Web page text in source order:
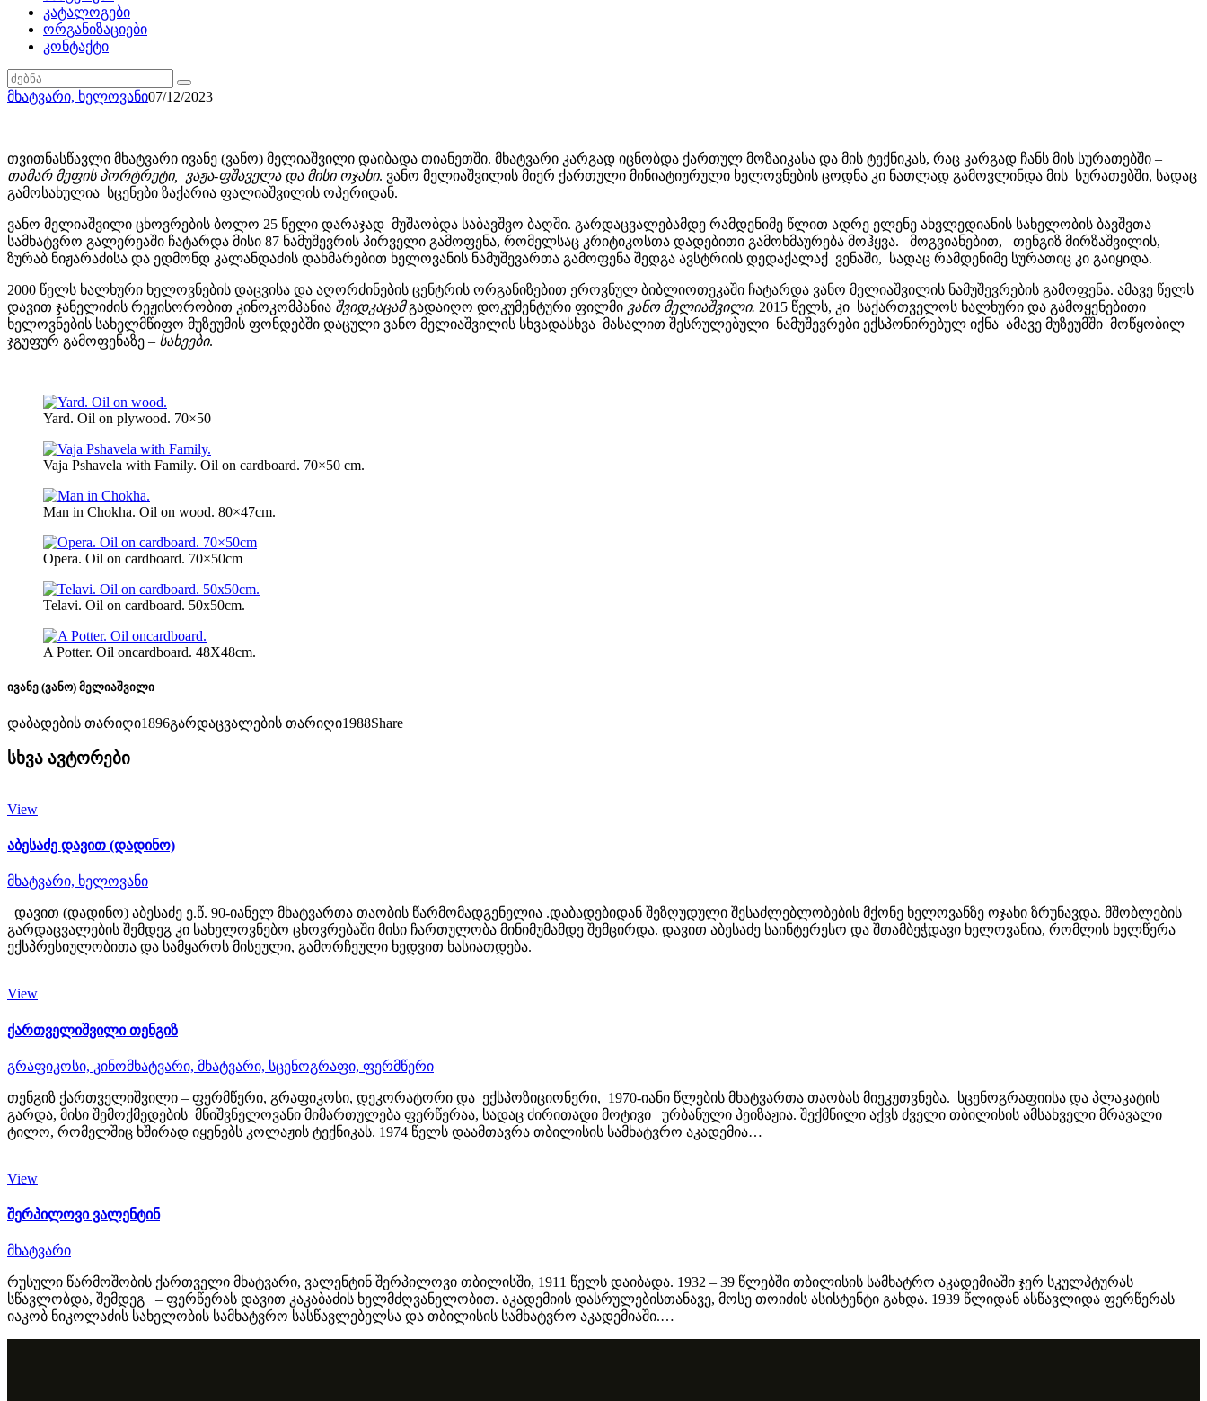
კატალოგები
ორგანიზაციები
კონტაქტი
მხატვარი, ხელოვანი07/12/2023
თვითნასწავლი მხატვარი ივანე (ვანო) მელიაშვილი დაიბადა თიანეთში. მხატვარი კარგად იცნობდა ქართულ მოზაიკასა და მის ტექნიკას, რაც კარგად ჩანს მის სურათებში –
თამარ მეფის პორტრეტი, ვაჟა-ფშაველა და მისი ოჯახი. ვანო მელიაშვილის მიერ ქართული მინიატიურული ხელოვნების ცოდნა კი ნათლად გამოვლინდა მის სურათებში, სადაც
გამოსახულია სცენები ზაქარია ფალიაშვილის ოპერიდან.
ვანო მელიაშვილი ცხოვრების ბოლო 25 წელი დარაჯად მუშაობდა საბავშვო ბაღში. გარდაცვალებამდე რამდენიმე წლით ადრე ელენე ახვლედიანის სახელობის ბავშვთა
სამხატვრო გალერეაში ჩატარდა მისი 87 ნამუშევრის პირველი გამოფენა, რომელსაც კრიტიკოსთა დადებითი გამოხმაურება მოჰყვა. მოგვიანებით, თენგიზ მირზაშვილის,
ზურაბ ნიჟარაძისა და ედმონდ კალანდაძის დახმარებით ხელოვანის ნამუშევართა გამოფენა შედგა ავსტრიის დედაქალაქ ვენაში, სადაც რამდენიმე სურათიც კი გაიყიდა.
2000 წელს ხალხური ხელოვნების დაცვისა და აღორძინების ცენტრის ორგანიზებით ეროვნულ ბიბლიოთეკაში ჩატარდა ვანო მელიაშვილის ნამუშევრების გამოფენა. ამავე წელს
დავით ჯანელიძის რეჟისორობით კინოკომპანია შვიდკაცამგადაიღო დოკუმენტური ფილმი ვანო მელიაშვილი. 2015 წელს, კი საქართველოს ხალხური და გამოყენებითი
ხელოვნების სახელმწიფო მუზეუმის ფონდებში დაცული ვანო მელიაშვილის სხვადასხვა მასალით შესრულებული ნამუშევრები ექსპონირებულ იქნა ამავე მუზეუმში მოწყობილ
ჯგუფურ გამოფენაზე – სახეები.
Yard. Oil on plywood. 70×50
Vaja Pshavela with Family. Oil on cardboard. 70×50 cm.
Man in Chokha. Oil on wood. 80×47cm.
Opera. Oil on cardboard. 70×50cm
Telavi. Oil on cardboard. 50x50cm.
A Potter. Oil oncardboard. 48X48cm.
ივანე (ვანო) მელიაშვილი
დაბადების თარიღი1896გარდაცვალების თარიღი1988Share
სხვა ავტორები
View
აბესაძე დავით (დადინო)
მხატვარი, ხელოვანი
დავით (დადინო) აბესაძე ე.წ. 90-იანელ მხატვართა თაობის წარმომადგენელია .დაბადებიდან შეზღუდული შესაძლებლობების მქონე ხელოვანზე ოჯახი ზრუნავდა. მშობლების
გარდაცვალების შემდეგ კი სახელოვნებო ცხოვრებაში მისი ჩართულობა მინიმუმამდე შემცირდა. დავით აბესაძე საინტერესო და შთამბეჭდავი ხელოვანია, რომლის ხელწერა
ექსპრესიულობითა და სამყაროს მისეული, გამორჩეული ხედვით ხასიათდება.
View
ქართველიშვილი თენგიზ
გრაფიკოსი, კინომხატვარი, მხატვარი, სცენოგრაფი, ფერმწერი
თენგიზ ქართველიშვილი – ფერმწერი, გრაფიკოსი, დეკორატორი და ექსპოზიციონერი, 1970-იანი წლების მხატვართა თაობას მიეკუთვნება. სცენოგრაფიისა და პლაკატის
გარდა, მისი შემოქმედების მნიშვნელოვანი მიმართულება ფერწერაა, სადაც ძირითადი მოტივი ურბანული პეიზაჟია. შექმნილი აქვს ძველი თბილისის ამსახველი მრავალი
ტილო, რომელშიც ხშირად იყენებს კოლაჟის ტექნიკას. 1974 წელს დაამთავრა თბილისის სამხატვრო აკადემია…
View
შერპილოვი ვალენტინ
მხატვარი
რუსული წარმოშობის ქართველი მხატვარი, ვალენტინ შერპილოვი თბილისში, 1911 წელს დაიბადა. 1932 – 39 წლებში თბილისის სამხატრო აკადემიაში ჯერ სკულპტურას
სწავლობდა, შემდეგ – ფერწერას დავით კაკაბაძის ხელმძღვანელობით. აკადემიის დასრულებისთანავე, მოსე თოიძის ასისტენტი გახდა. 1939 წლიდან ასწავლიდა ფერწერას
იაკობ ნიკოლაძის სახელობის სამხატვრო სასწავლებელსა და თბილისის სამხატვრო აკადემიაში.…